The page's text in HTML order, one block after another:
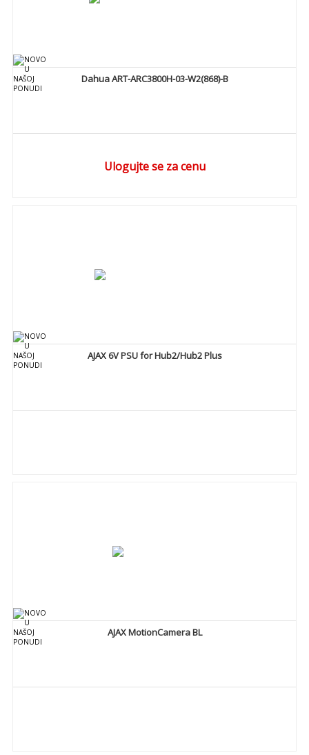
Dahua ART-ARC3800H-03-W2(868)-B
Ulogujte se za cenu
AJAX 6V PSU for Hub2/Hub2 Plus
AJAX MotionCamera BL